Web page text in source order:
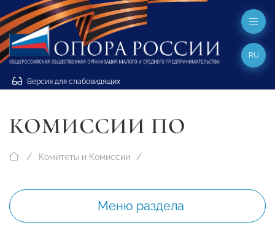
Версия для слабовидящих
RU
КОМИССИИ ПО
Комитеты и Комиссии
Меню раздела